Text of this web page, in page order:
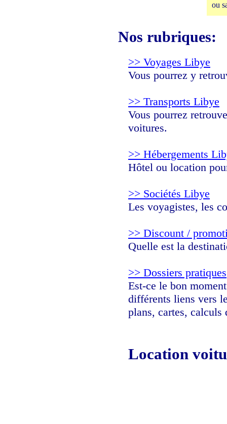
ou
Nos rubriques:
>> Voyages Libye
Vous pourrez y
>> Transports Libye
Vous pourrez
voitures.
>> Hébergements
Hôtel ou location
>> Sociétés Libye
Les voyagistes, les
>> Discount /
Quelle est la
>> Dossiers pratiques
Est-ce le bon
différents liens vers
plans, cartes,
Location